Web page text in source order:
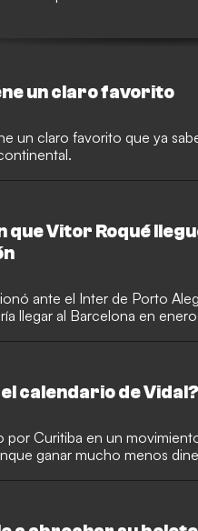
un claro favorito
un claro favorito que ya
que Vitor Roqué
ante el Inter de Porto
llegar al Barcelona en
calendario de Vidal?
por Curitiba en un
ganar mucho menos